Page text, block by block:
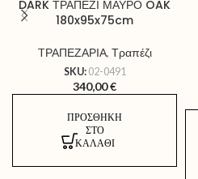
DARK ΤΡΑΠΕΖΙ ΜΑΥΡΟ OAK
180x95x75cm
TΡΑΠΕΖΑΡΙΑ, Τραπέζι
SKU: 02-0491
340,00€
ΠΡΟΣΘΉΚΗ
ΣΤΟ
ΚΑΛΆΘΙ